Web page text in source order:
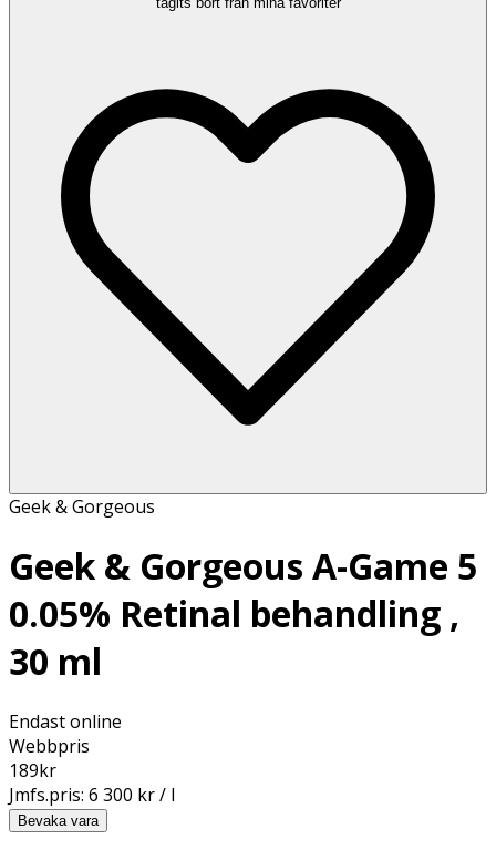
Geek & Gorgeous
Geek & Gorgeous A-Game 5
0.05% Retinal behandling ,
30 ml
Endast online
Webbpris
189kr
Jmfs.pris: 6 300 kr / l
Bevaka vara